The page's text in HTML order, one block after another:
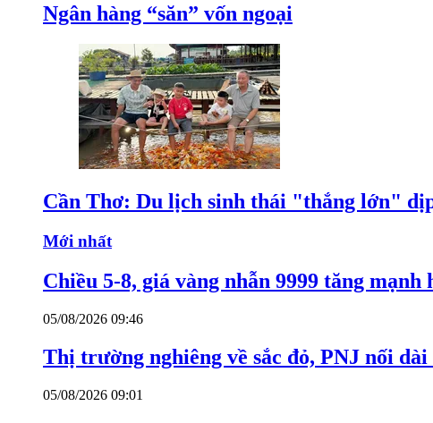
Ngân hàng “săn” vốn ngoại
Cần Thơ: Du lịch sinh thái "thắng lớn"
Mới nhất
Chiều 5-8, giá vàng nhẫn 9999 tăng mạnh
05/08/2026 09:46
Thị trường nghiêng về sắc đỏ, PNJ nối
05/08/2026 09:01